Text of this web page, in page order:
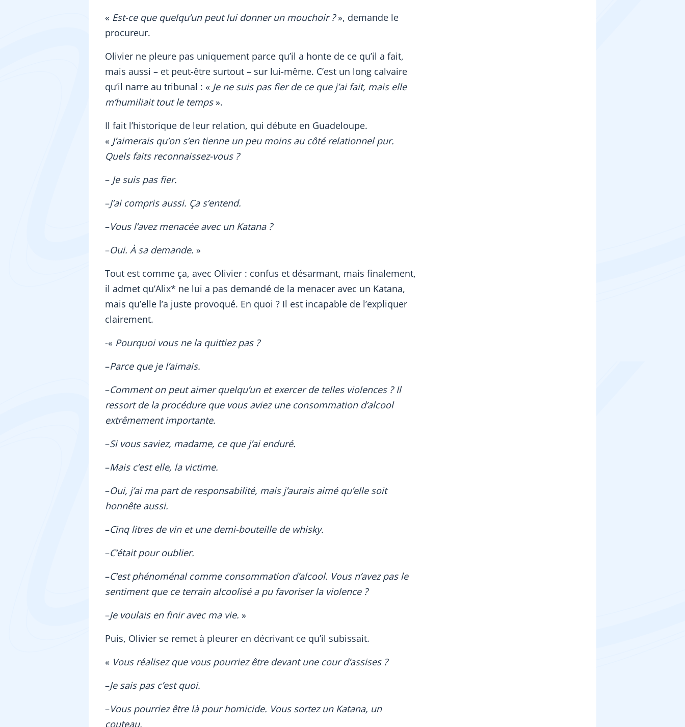
« Est-ce que quelqu’un peut lui donner un mouchoir ?», demande le
procureur.
Olivier ne pleure pas uniquement parce qu’il a honte de ce qu’il a fait,
mais aussi – et peut-être surtout – sur lui-même. C’est un long calvaire
qu’il narre au tribunal : « Je ne suis pas fier de ce que j’ai fait, mais elle
m’humiliait tout le temps ».
Il fait l’historique de leur relation, qui débute en Guadeloupe.
« J’aimerais qu’on s’en tienne un peu moins au côté relationnel pur.
Quels faits reconnaissez-vous ?
– Je suis pas fier.
–J’ai compris aussi. Ça s’entend.
–Vous l’avez menacée avec un Katana ?
–Oui. À sa demande. »
Tout est comme ça, avec Olivier : confus et désarmant, mais finalement,
il admet qu’Alix* ne lui a pas demandé de la menacer avec un Katana,
mais qu’elle l’a juste provoqué. En quoi ? Il est incapable de l’expliquer
clairement.
-« Pourquoi vous ne la quittiez pas ?
–Parce que je l’aimais.
–Comment on peut aimer quelqu’un et exercer de telles violences ? Il
ressort de la procédure que vous aviez une consommation d’alcool
extrêmement importante.
–Si vous saviez, madame, ce que j’ai enduré.
–Mais c’est elle, la victime.
–Oui, j’ai ma part de responsabilité, mais j’aurais aimé qu’elle soit
honnête aussi.
–Cinq litres de vin et une demi-bouteille de whisky.
–C’était pour oublier.
–C’est phénoménal comme consommation d’alcool. Vous n’avez pas le
sentiment que ce terrain alcoolisé a pu favoriser la violence ?
–Je voulais en finir avec ma vie. »
Puis, Olivier se remet à pleurer en décrivant ce qu’il subissait.
« Vous réalisez que vous pourriez être devant une cour d’assises ?
–Je sais pas c’est quoi.
–Vous pourriez être là pour homicide. Vous sortez un Katana, un
couteau.